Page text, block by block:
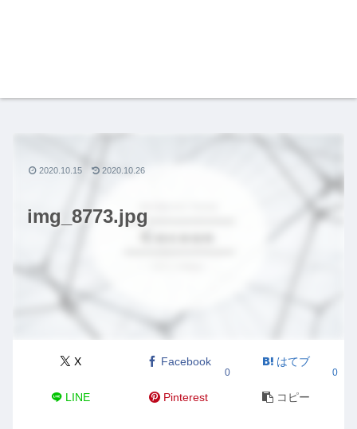
img_8773.jpg
X Facebook
0
はてブ
0
LINE Pinterest コピー
2020.10.15 2020.10.26